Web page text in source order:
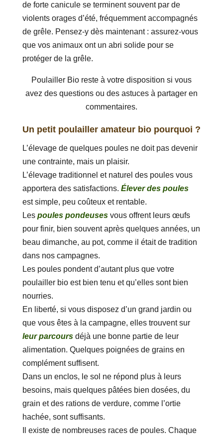
de forte canicule se terminent souvent par de
violents orages d’été, fréquemment accompagnés
de grêle. Pensez-y dès maintenant : assurez-vous
que vos animaux ont un abri solide pour se
protéger de la grêle.
Poulailler Bio reste à votre disposition si vous
avez des questions ou des astuces à partager en
commentaires.
Un petit poulailler amateur bio pourquoi ?
L’élevage de quelques poules ne doit pas devenir
une contrainte, mais un plaisir.
L’élevage traditionnel et naturel des poules vous
apportera des satisfactions. Élever des poules
est simple, peu coûteux et rentable.
Les poules pondeusesvous offrent leurs œufs
pour finir, bien souvent après quelques années, un
beau dimanche, au pot, comme il était de tradition
dans nos campagnes.
Les poules pondent d’autant plus que votre
poulailler bio est bien tenu et qu’elles sont bien
nourries.
En liberté, si vous disposez d’un grand jardin ou
que vous êtes à la campagne, elles trouvent sur
leur parcoursdéjà une bonne partie de leur
alimentation. Quelques poignées de grains en
complément suffisent.
Dans un enclos, le sol ne répond plus à leurs
besoins, mais quelques pâtées bien dosées, du
grain et des rations de verdure, comme l’ortie
hachée, sont suffisants.
Il existe de nombreuses races de poules. Chaque